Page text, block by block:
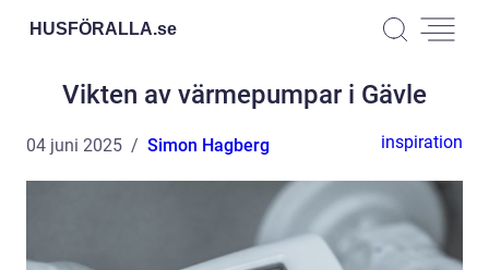
HUSFÖRALLA.se
Vikten av värmepumpar i Gävle
04 juni 2025 Simon Hagberg inspiration